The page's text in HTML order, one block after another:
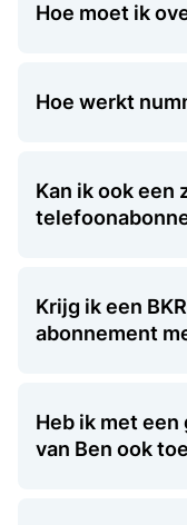
Hoe moet ik
Hoe werkt
Kan ik ook een
Krijg ik een
abonnement
Heb ik met
van Ben ook